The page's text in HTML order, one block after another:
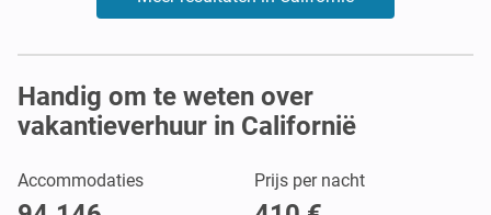
Handig om te weten over
vakantieverhuur in Californië
Accommodaties Prijs per nacht